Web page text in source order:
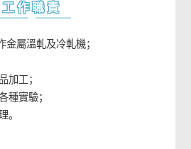
工作職責
金屬溫軋及冷軋機；
加工；
種實驗；
。